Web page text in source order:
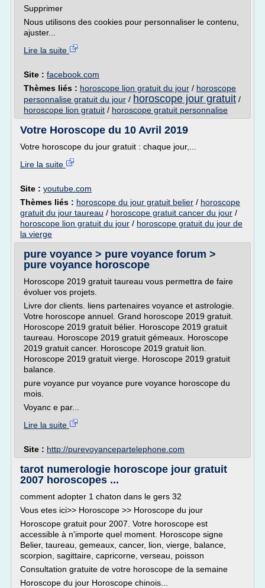
Supprimer
Nous utilisons des cookies pour personnaliser le contenu,
ajuster...
Lire la suite
Site : facebook.com
Thèmes liés : horoscope lion gratuit du jour / horoscope
personnalise gratuit du jour / horoscope jour gratuit /
horoscope lion gratuit / horoscope gratuit personnalise
Votre Horoscope du 10 Avril 2019
Votre horoscope du jour gratuit : chaque jour,...
Lire la suite
Site : youtube.com
Thèmes liés : horoscope du jour gratuit belier / horoscope
gratuit du jour taureau / horoscope gratuit cancer du jour /
horoscope lion gratuit du jour / horoscope gratuit du jour de
la vierge
pure voyance > pure voyance forum >
pure voyance horoscope
Horoscope 2019 gratuit taureau vous permettra de faire
évoluer vos projets.
Livre dor clients. liens partenaires voyance et astrologie.
Votre horoscope annuel. Grand horoscope 2019 gratuit.
Horoscope 2019 gratuit bélier. Horoscope 2019 gratuit
taureau. Horoscope 2019 gratuit gémeaux. Horoscope
2019 gratuit cancer. Horoscope 2019 gratuit lion.
Horoscope 2019 gratuit vierge. Horoscope 2019 gratuit
balance.
pure voyance pur voyance pure voyance horoscope du
mois.
Voyanc e par...
Lire la suite
Site : http://purevoyancepartelephone.com
tarot numerologie horoscope jour gratuit
2007 horoscopes ...
comment adopter 1 chaton dans le gers 32
Vous etes ici>> Horoscope >> Horoscope du jour
Horoscope gratuit pour 2007. Votre horoscope est
accessible à n'importe quel moment. Horoscope signe
Belier, taureau, gemeaux, cancer, lion, vierge, balance,
scorpion, sagittaire, capricorne, verseau, poisson
Consultation gratuite de votre horoscope de la semaine
Horoscope du jour Horoscope chinois...